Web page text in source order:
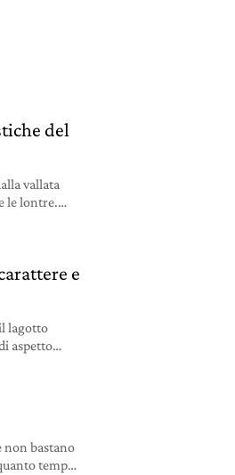
del
vallata
le lontre.
e
lagotto
aspetto
non bastano
tempo